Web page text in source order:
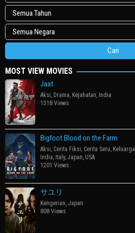
MOST VIEW MOVIES
Jaat
Aksi, Drama, Kejahatan, India
1318 Views
Bigfoot Blood on the Farm
Aksi, Cerita Fiksi, Cerita Seru, Keluarga
India, Italy, Japan, USA
1201 Views
サユリ
Kengerian, Japan
808 Views